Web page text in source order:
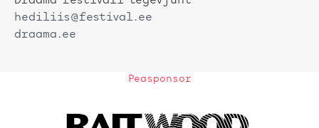
hediliis@festival.ee
draama.ee
Peasponsor